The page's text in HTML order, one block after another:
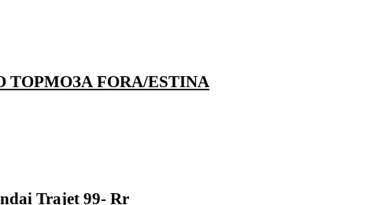
ТОРМОЗА FORA/ESTINA
Trajet 99- Rr